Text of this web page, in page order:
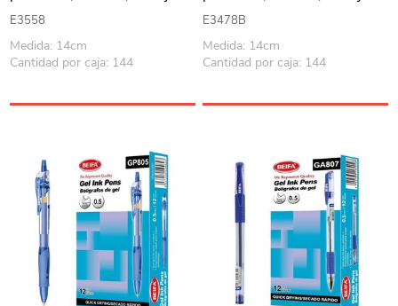
BEIFA
E3558
Medida: 14cm
Cantidad por caja: 144
BEIFA
E3478B
Medida: 14cm
Cantidad por caja: 144